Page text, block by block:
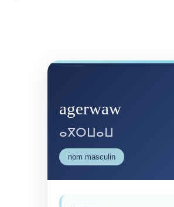
agerwaw
ⴰⴳⵔⵡⴰⵡ
nom masculin